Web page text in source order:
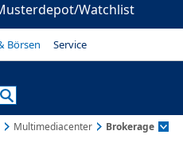
Watchlist
Börsen Service
Multimediacenter Brokerage